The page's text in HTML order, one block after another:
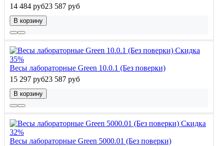
14 484 руб23 587 руб
В корзину
Скидка
35%
Весы лабораторные Green 10.0.1 (Без поверки)
15 297 руб23 587 руб
В корзину
Скидка
32%
Весы лабораторные Green 5000.01 (Без поверки)